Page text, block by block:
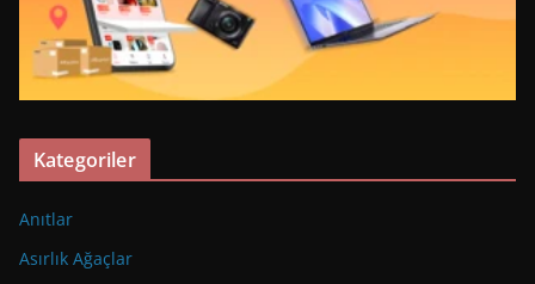
Kategoriler
Anıtlar
Asırlık Ağaçlar